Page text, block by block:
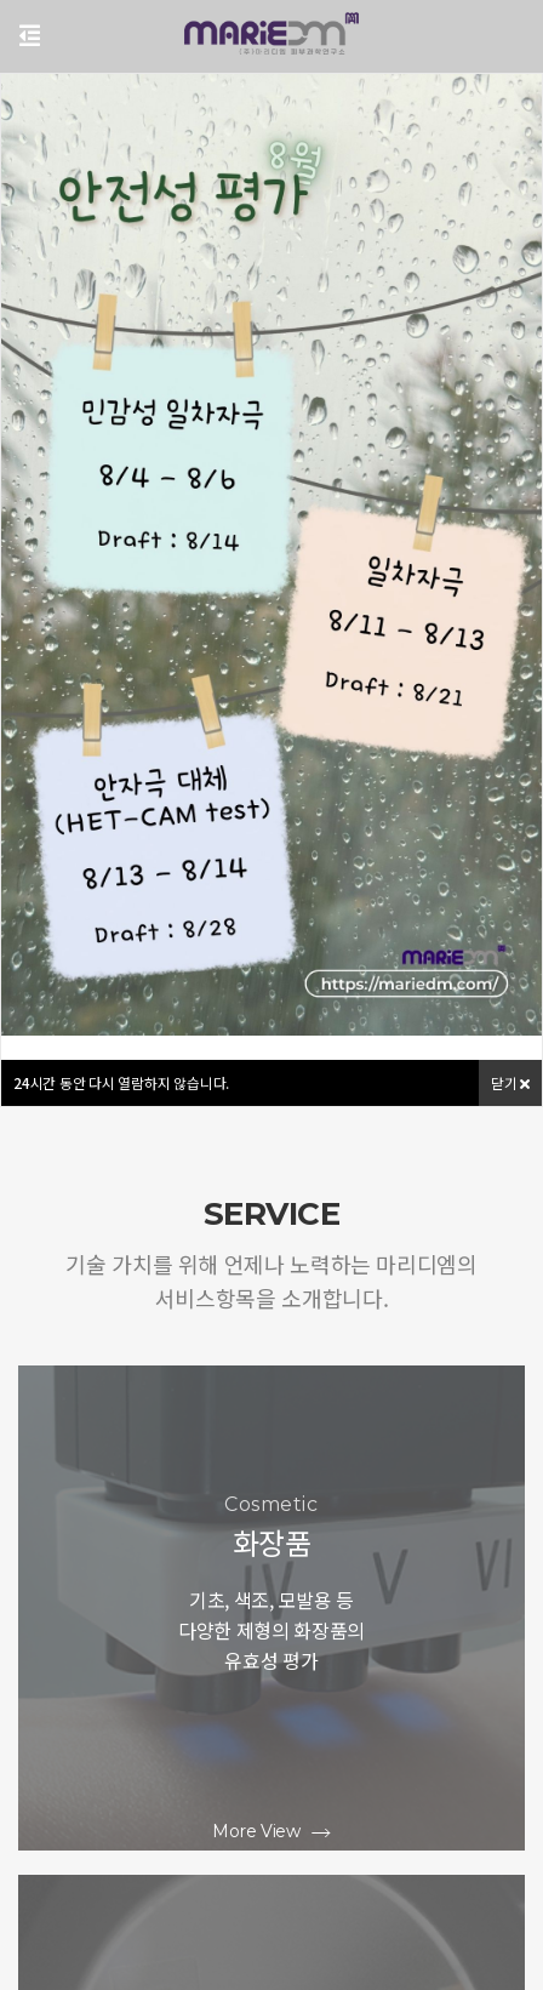
24시간 동안 다시 열람하지 않습니다. 닫기
24시간 동안 다시 열람하지 않습니다. 닫기
24 시간 동안 다시 열람하지 않습니다. 닫기
24시간 동안 다시 열람하지 않습니다. 닫기
"Step forward with the goal of
building on mutual trust and future
value"
마리디엠 피부과학연구소는 인체적용시험을 전문적으로 수행하는
피부임상시험기관입니다.
정확한 분석과 신뢰성 높은 데이터를 기반으로, 고객사의
제품 가치를 과학적으로 입증하며, 모든 시험은 윤리적 기준과 피험자 보호 원칙을
철저히 준수합니다.
시험참여
시험문의
바로가기
"Step forward with the goal of
building on mutual trust and future
value"
마리디엠 피부과학연구소는 인체적용시험을 전문적으로 수행하는
피부임상시험기관입니다.
정확한 분석과 신뢰성 높은 데이터를 기반으로, 고객사의
제품 가치를 과학적으로 입증하며, 모든 시험은 윤리적 기준과 피험자 보호 원칙을
철저히 준수합니다.
시험참여
시험문의
바로가기
"Step forward with the goal of
building on mutual trust and future
value"
마리디엠 피부과학연구소는 인체적용시험을 전문적으로 수행하는
피부임상시험기관입니다.
정확한 분석과 신뢰성 높은 데이터를 기반으로, 고객사의
제품 가치를 과학적으로 입증하며, 모든 시험은 윤리적 기준과 피험자 보호 원칙을
철저히 준수합니다.
시험참여
시험문의
바로가기
마리디엠 피부과학연구소
시험참여
시험문의
바로가기
마리디엠 피부과학연구소
시험참여
시험문의
바로가기
마리디엠 피부과학연구소
시험참여
시험문의
바로가기
마리디엠 피부과학연구소
시험참여
시험문의
바로가기
Step forward with the goal of
building on mutual trust
화장품·건강기능식품 전문
인체적용시험 기관
SERVICE
기술 가치를 위해 언제나 노력하는 마리디엠의
서비스항목을 소개합니다.
Cosmetic
화장품
기초, 색조, 모발용 등
다양한 제형의 화장품의
유효성 평가
More View